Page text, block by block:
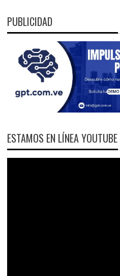
PUBLICIDAD
ESTAMOS EN LÍNEA YOUTUBE